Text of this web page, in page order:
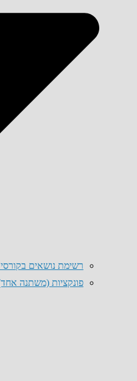
רשימת נושאים
פונקציות (משתנה